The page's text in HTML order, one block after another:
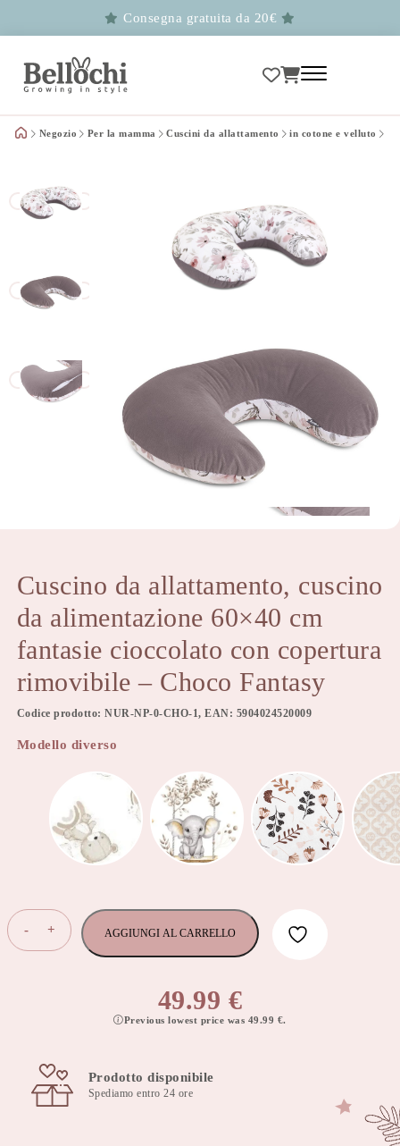
Consegna gratuita da 20€
Negozio Per la mamma Cuscini da allattamento in cotone e velluto
Cuscino da allattamento, cuscino
da alimentazione 60×40 cm
fantasie cioccolato con copertura
rimovibile – Choco Fantasy
Codice prodotto: NUR-NP-0-CHO-1, EAN: 5904024520009
Modello diverso
-
Cuscino
alimentazione
cm
fantasie
cioccolato
+ AGGIUNGI AL CARRELLO
49.99 €
Previous lowest price was 49.99 €.
Prodotto disponibile
Spediamo entro 24 ore